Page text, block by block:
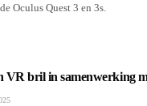
Oculus Quest 3 en 3s.
VR bril in samenwerking